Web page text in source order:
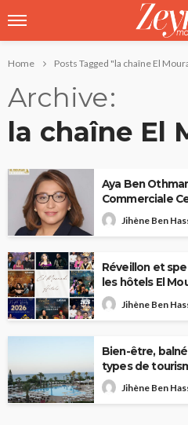
Home Posts Tagged "la chaîne El
Archive
la chaîne El
Aya Ben
Commerciale
Mouradi Hotels
Jihène Ben
Réveillon et
les hôtels El
Jihène Ben
Bien-être,
types de
Jihène Ben